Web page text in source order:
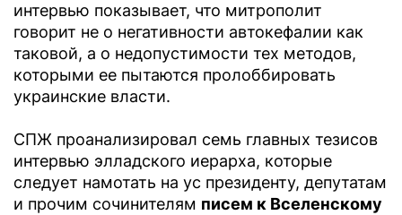
интервью показывает, что митрополит
говорит не о негативности автокефалии как
таковой, а о недопустимости тех методов,
которыми ее пытаются пролоббировать
украинские власти.
СПЖ проанализировал семь главных тезисов
интервью элладского иерарха, которые
следует намотать на ус президенту, депутатам
и прочим сочинителям писем к Вселенскому